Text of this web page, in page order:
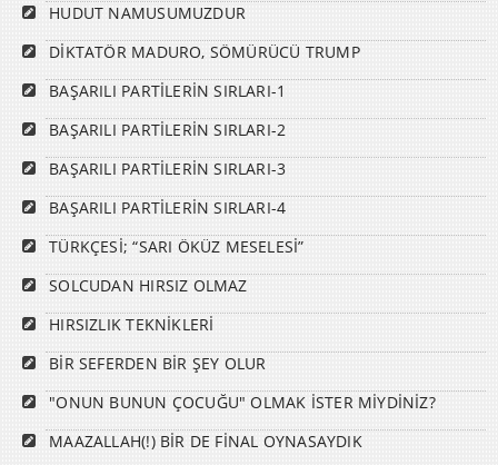
HUDUT NAMUSUMUZDUR
DİKTATÖR MADURO, SÖMÜRÜCÜ TRUMP
BAŞARILI PARTİLERİN SIRLARI-1
BAŞARILI PARTİLERİN SIRLARI-2
BAŞARILI PARTİLERİN SIRLARI-3
BAŞARILI PARTİLERİN SIRLARI-4
TÜRKÇESİ; “SARI ÖKÜZ MESELESİ”
SOLCUDAN HIRSIZ OLMAZ
HIRSIZLIK TEKNİKLERİ
BİR SEFERDEN BİR ŞEY OLUR
"ONUN BUNUN ÇOCUĞU" OLMAK İSTER MİYDİNİZ?
MAAZALLAH(!) BİR DE FİNAL OYNASAYDIK